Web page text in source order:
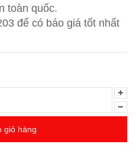
toàn quốc.
để có báo giá tốt nhất
giỏ hàng